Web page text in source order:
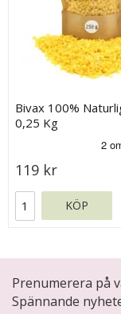
Bivax 100%
0,25 Kg
119 kr
KÖP
Prenumerera på
Spännande